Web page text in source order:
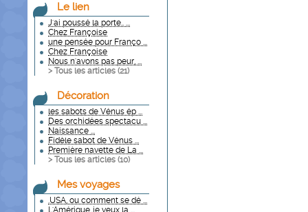
Le lien
J'ai poussé la porte.. ...
Chez Françoise
une pensée pour Franço ...
Chez Françoise
Nous n'avons pas peur, ...
> Tous les articles (21)
Décoration
les sabots de Vénus ép ...
Des orchidées spectacu ...
Naissance ...
Fidèle sabot de Vénus ...
Première navette de La ...
> Tous les articles (10)
Mes voyages
.USA, ou comment se dé ...
L'Amérique..je veux la ...